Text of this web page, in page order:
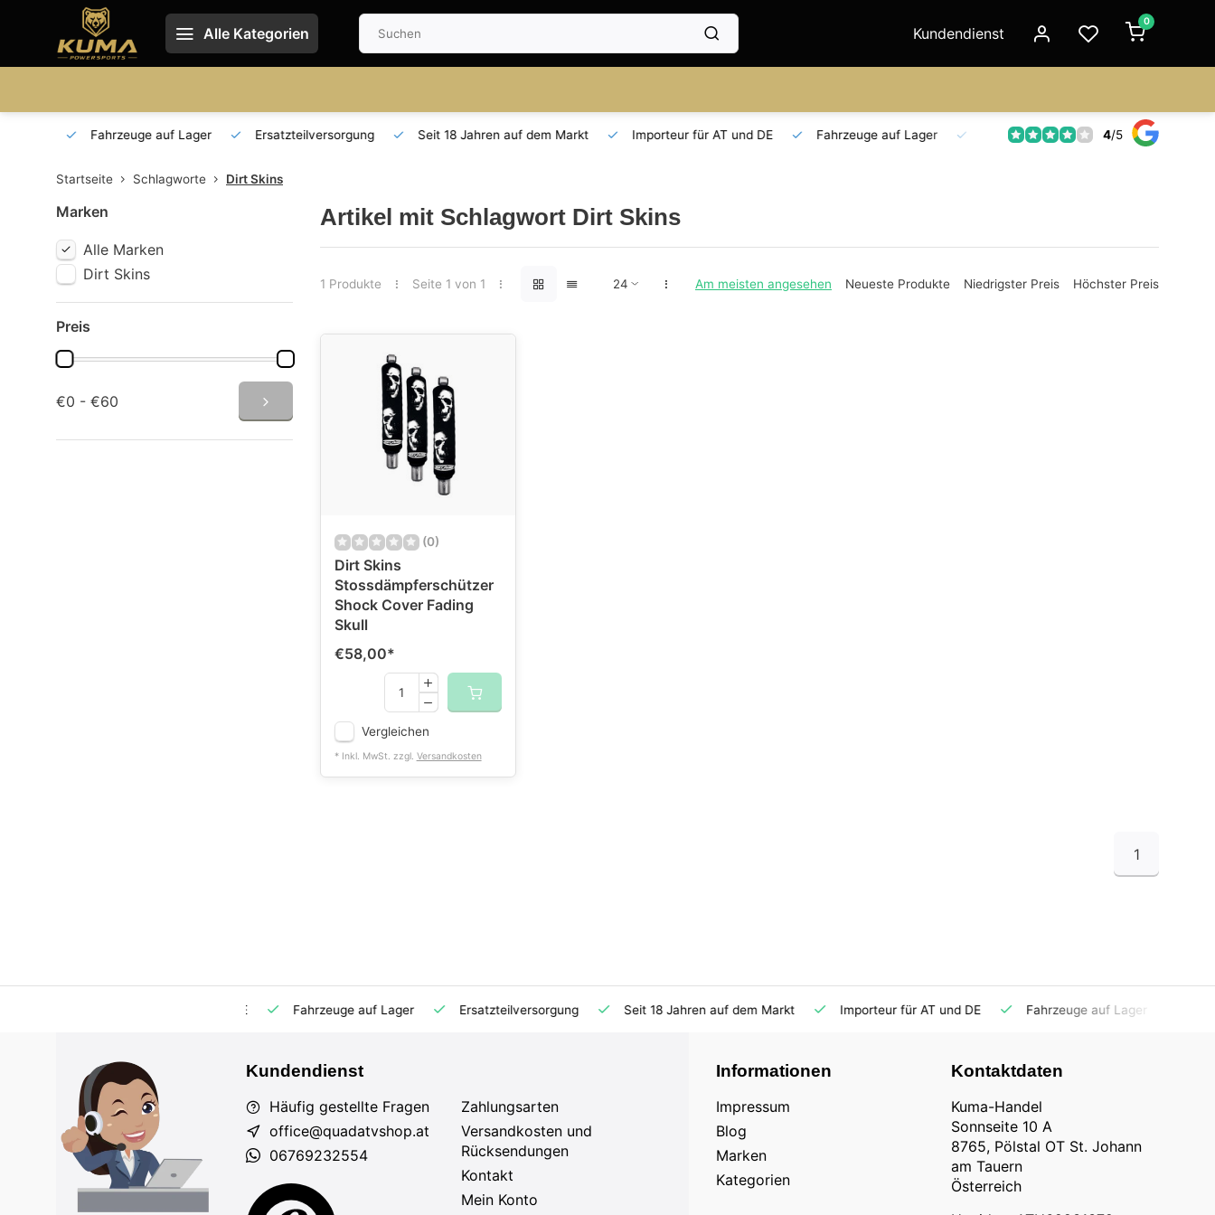
Alle Kategorien Kundendienst
0
Fahrzeuge auf Lager Ersatzteilversorgung Seit 18 Jahren auf dem Markt Importeur für AT und DE Fahrzeuge auf Lager Ersatzteilversorgung Seit 18
4/5
Startseite Schlagworte Dirt Skins
Marken
Alle Marken
Dirt Skins
Preis
€0 - €60
Artikel mit Schlagwort Dirt Skins
1 Produkte Seite 1 von 1 Am meisten angesehen Neueste Produkte Niedrigster Preis Höchster Preis
(0)
Dirt Skins
Stossdämpferschützer
Shock Cover Fading
Skull
€58,00*
Vergleichen
* Inkl. MwSt. zzgl. Versandkosten
1
Fahrzeuge auf Lager Ersatzteilversorgung Seit 18 Jahren auf dem Markt Importeur für AT und DE Fahrzeuge auf Lager
Kundendienst
Häufig gestellte Fragen
office@quadatvshop.at
06769232554
Zahlungsarten
Versandkosten und
Rücksendungen
Kontakt
Mein Konto
Informationen
Impressum
Blog
Marken
Kategorien
Kontaktdaten
Kuma-Handel
Sonnseite 10 A
8765, Pölstal OT St. Johann
am Tauern
Österreich